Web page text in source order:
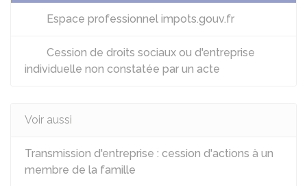
Espace professionnel impots.gouv.fr
Cession de droits sociaux ou d'entreprise
individuelle non constatée par un acte
Voir aussi
Transmission d'entreprise : cession d'actions à un
membre de la famille